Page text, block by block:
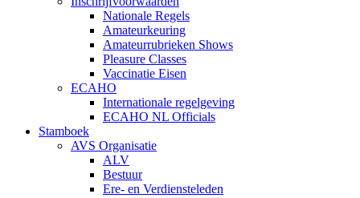
Nationale Regels
Amateurkeuring
Amateurrubrieken Shows
Pleasure Classes
Vaccinatie Eisen
ECAHO
Internationale regelgeving
ECAHO NL Officials
Stamboek
AVS Organisatie
ALV
Bestuur
Ere- en Verdiensteleden